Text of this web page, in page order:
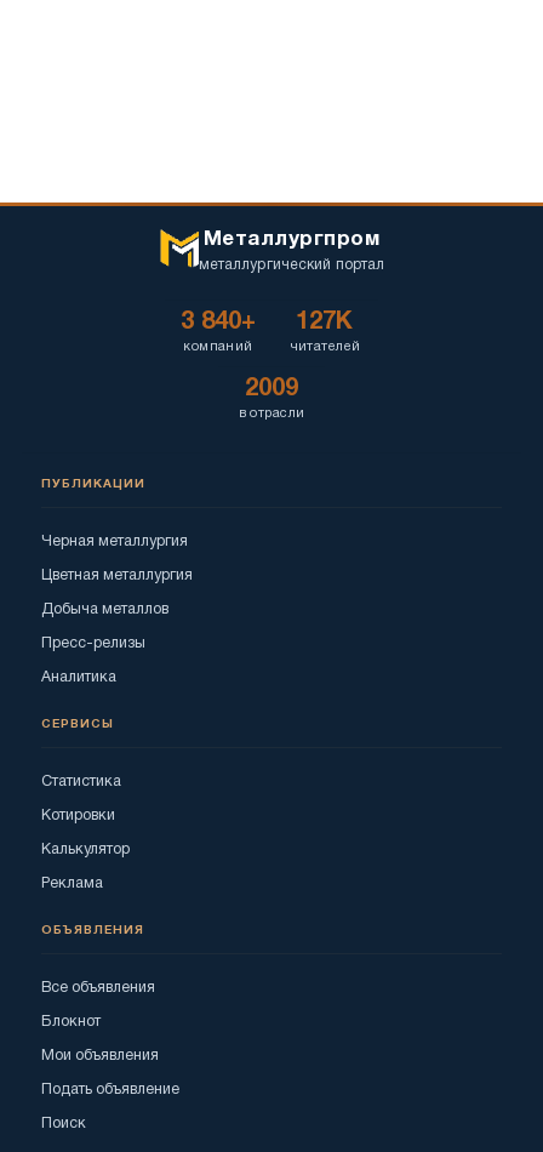
Металлургпром
металлургический портал
3 840+
компаний
127K
читателей
2009
в отрасли
ПУБЛИКАЦИИ
Черная металлургия
Цветная металлургия
Добыча металлов
Пресс-релизы
Аналитика
СЕРВИСЫ
Статистика
Котировки
Калькулятор
Реклама
ОБЪЯВЛЕНИЯ
Все объявления
Блокнот
Мои объявления
Подать объявление
Поиск